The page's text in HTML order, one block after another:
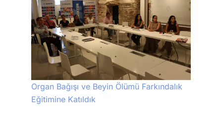
Organ Bağışı ve Beyin Ölümü Farkındalık
Eğitimine Katıldık